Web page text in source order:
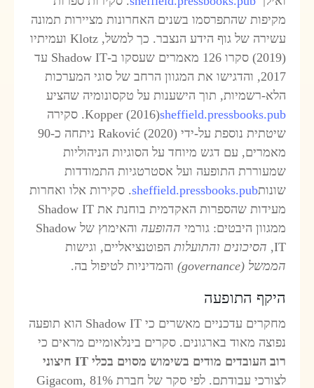
שהתפרסמו בשנים האחרונות מציירות תמונה
עשירה של גוף הידע הנצבר. כך למשל, Klotz ועמיתיו
(2019) סקרו 126 מאמרים שעסקו ב-Shadow IT עד
2017, והדגישו את המגוון הרחב של סוגי המערכות
רשמיות, תוך הישענות על טקסונומיה שהציע
Kopper (2016). סקירה
שיטתית נוספת על-ידי Raković (2020) ניתחה כ-90
עם דגש מיוחד על הסוגיות הניהוליות
התופעה ועל אסטרטגיות התמודדות
sheffield.pressbooks.pub. סקירות אלו ואחרות
מעידות שהספרות האקדמית בוחנת את Shadow IT
היבטים: גורמי ההופעה
והאימוץ של Shadow
הסיכונים והתועלותהפוטנציאליים, וגישות
(governance) והמדיניות לטיפול בה.
התופעה
מחקרים עדכניים מאשרים כי Shadow IT הוא תופעה
מאוד בארגונים. סקרים בינלאומיים מראים כי
העובדים מודים בשימוש מסוים בכליIT
חיצוני
לצורכי עבודתם. לפי סקר של חברת Gigacom, 81%